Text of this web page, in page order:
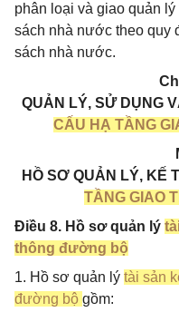
phân loại và giao quản
sách nhà nước theo quy
sách nhà nước.
QUẢN LÝ, SỬ DỤNG
CẤU HẠ TẦNG
HỒ SƠ QUẢN LÝ, KẾ
TẦNG GIAO
Điều 8. Hồ sơ quản lý
thông đường bộ
1. Hồ sơ quản lý tài sản
đường bộ gồm: